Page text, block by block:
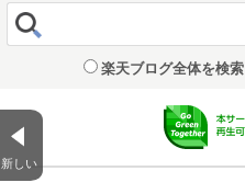
新しい
楽天ブログ全体を検索